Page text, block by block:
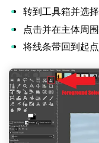
转到工具箱并选择
点击并在主体周
将线条带回到起点